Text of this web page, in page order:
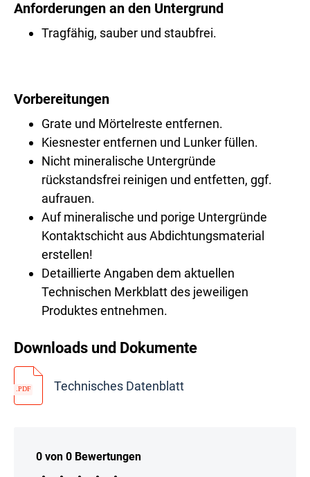
Anforderungen an den Untergrund
Tragfähig, sauber und staubfrei.
Vorbereitungen
Grate und Mörtelreste entfernen.
Kiesnester entfernen und Lunker füllen.
Nicht mineralische Untergründe
rückstandsfrei reinigen und entfetten, ggf.
aufrauen.
Auf mineralische und porige Untergründe
Kontaktschicht aus Abdichtungsmaterial
erstellen!
Detaillierte Angaben dem aktuellen
Technischen Merkblatt des jeweiligen
Produktes entnehmen.
Downloads und Dokumente
Technisches Datenblatt
0 von 0 Bewertungen